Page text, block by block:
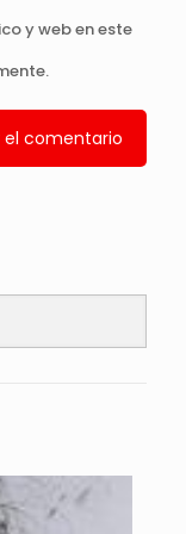
y web en este